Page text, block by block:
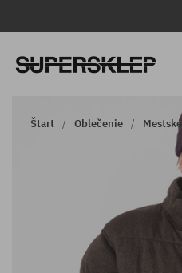
Štart Oblečenie Mestské